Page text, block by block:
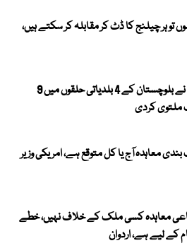
تو ہر چیلنج کا ڈٹ کر مقابلہ کر سکتے ہیں،
الیکشن کمیشن نے بلوچستان کے 4 بلدیاتی حلقوں میں 9
کردی
بندی معاہدہ آج یا کل متوقع ہے، امریکی وزیر
معاہدہ کسی ملک کے خلاف نہیں، خطے
کے لیے ہے، اردوان